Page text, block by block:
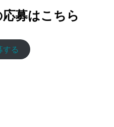
募はこちら
する